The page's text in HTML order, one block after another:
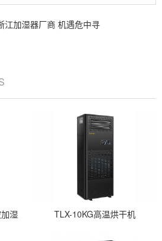
江加湿器厂商 机遇危中寻
湿
TLX-10KG高温烘干机